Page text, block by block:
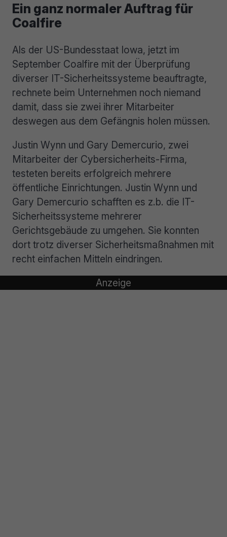
Ein ganz normaler Auftrag für
Coalfire
Als der US-Bundesstaat Iowa, jetzt im
September Coalfire mit der Überprüfung
diverser IT-Sicherheitssysteme beauftragte,
rechnete beim Unternehmen noch niemand
damit, dass sie zwei ihrer Mitarbeiter
deswegen aus dem Gefängnis holen müssen.
Justin Wynn und Gary Demercurio, zwei
Mitarbeiter der Cybersicherheits-Firma,
testeten bereits erfolgreich mehrere
öffentliche Einrichtungen. Justin Wynn und
Gary Demercurio schafften es z.b. die IT-
Sicherheitssysteme mehrerer
Gerichtsgebäude zu umgehen. Sie konnten
dort trotz diverser Sicherheitsmaßnahmen mit
recht einfachen Mitteln eindringen.